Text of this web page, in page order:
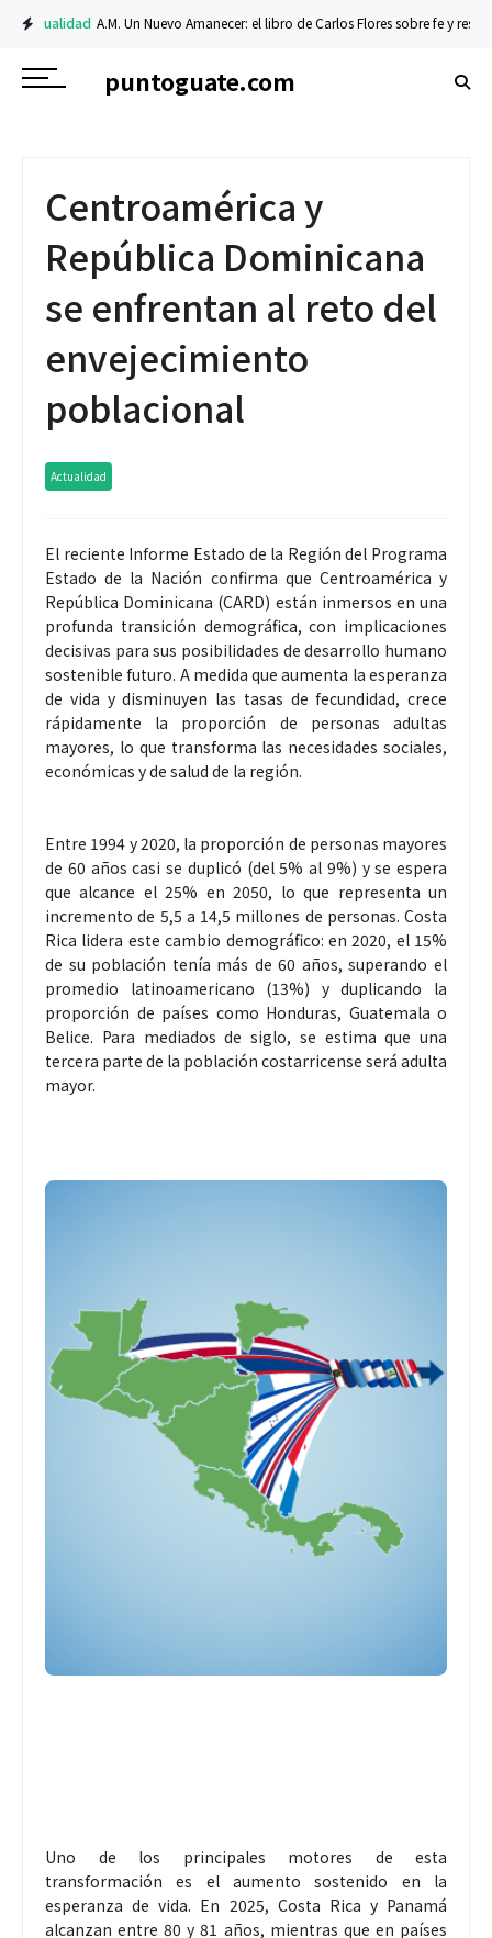
A.M. Un Nuevo Amanecer: el libro de Carlos Flores sobre fe y resiliencia
puntoguate.com
Centroamérica y
República Dominicana
se enfrentan al reto del
envejecimiento
poblacional
Actualidad
El reciente Informe Estado de la Región del Programa
Estado de la Nación confirma que Centroamérica y
República Dominicana (CARD) están inmersos en una
profunda transición demográfica, con implicaciones
decisivas para sus posibilidades de desarrollo humano
sostenible futuro. A medida que aumenta la esperanza
de vida y disminuyen las tasas de fecundidad, crece
rápidamente la proporción de personas adultas
mayores, lo que transforma las necesidades sociales,
económicas y de salud de la región.
Entre 1994 y 2020, la proporción de personas mayores
de 60 años casi se duplicó (del 5% al 9%) y se espera
que alcance el 25% en 2050, lo que representa un
incremento de 5,5 a 14,5 millones de personas. Costa
Rica lidera este cambio demográfico: en 2020, el 15%
de su población tenía más de 60 años, superando el
promedio latinoamericano (13%) y duplicando la
proporción de países como Honduras, Guatemala o
Belice. Para mediados de siglo, se estima que una
tercera parte de la población costarricense será adulta
mayor.
Uno de los principales motores de esta
transformación es el aumento sostenido en la
esperanza de vida. En 2025, Costa Rica y Panamá
alcanzan entre 80 y 81 años, mientras que en países